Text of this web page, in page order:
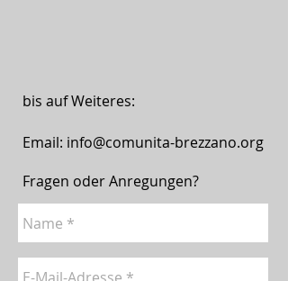
bis auf Weiteres:
Email: info@comunita-brezzano.org
Fragen oder Anregungen?